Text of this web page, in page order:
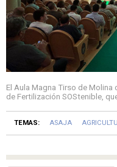
El Aula Magna Tirso de
de Fertilización SOStenible,
TEMAS: ASAJA